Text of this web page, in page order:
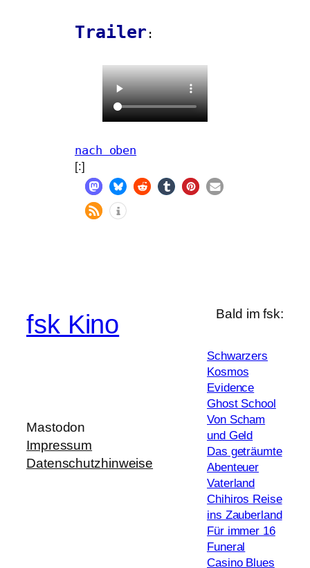
Trailer :
nach oben
[:]
fsk Kino
Mastodon
Impressum
Datenschutzhinweise
Bald im fsk:
Schwarzers
Kosmos
Evidence
Ghost School
Von Scham
und Geld
Das geträumte
Abenteuer
Vaterland
Chihiros Reise
ins Zauberland
Für immer 16
Funeral
Casino Blues